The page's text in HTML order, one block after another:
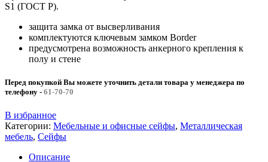
S1 (ГОСТ Р).
защита замка от высверливания
комплектуются ключевым замком Border
предусмотрена возможность анкерного крепления к
полу и стене
Перед покупкой Вы можете уточнить детали товара у менеджера по
телефону - 61-70-70
В избранное
Категории: Мебельные и офисные сейфы, Металлическая
мебель, Сейфы
Описание